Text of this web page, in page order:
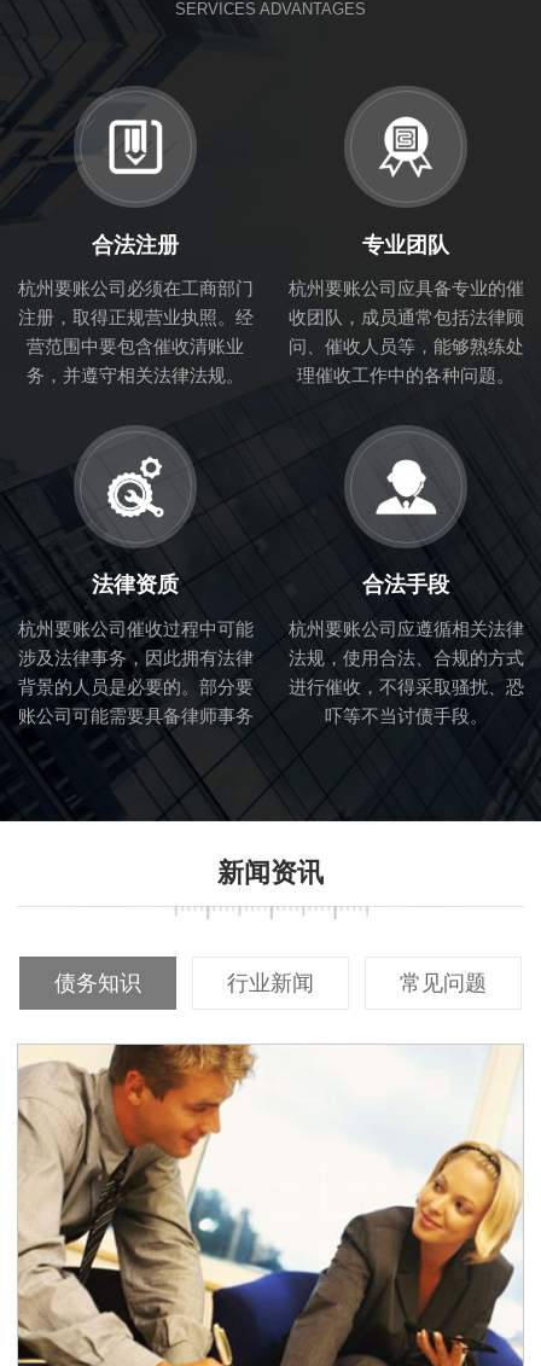
SERVICES ADVANTAGES
合法注册
杭州要账公司必须在工商部门
注册，取得正规营业执照。经
营范围中要包含催收清账业
务，并遵守相关法律法规。
专业团队
杭州要账公司应具备专业的催
收团队，成员通常包括法律顾
问、催收人员等，能够熟练处
理催收工作中的各种问题。
法律资质
杭州要账公司催收过程中可能
涉及法律事务，因此拥有法律
背景的人员是必要的。部分要
账公司可能需要具备律师事务
所的合作关系，以便处理法律
纠纷。
合法手段
杭州要账公司应遵循相关法律
法规，使用合法、合规的方式
进行催收，不得采取骚扰、恐
吓等不当讨债手段。
新闻资讯
债务知识 行业新闻 常见问题